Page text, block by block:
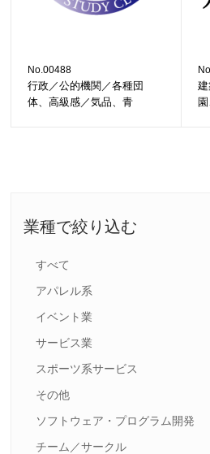
業種で絞り込む
すべて
アパレル系
イベント業
サービス業
スポーツ系サービス
その他
ソフトウェア・プログラム開発
チーム／サークル
No.00488
行政／公的機関／各種団
体、高級感／気品、青